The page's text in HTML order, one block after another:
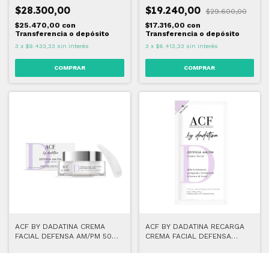
$28.300,00
$25.470,00 con
Transferencia o depósito
3 x $9.433,33 sin interés
$19.240,00
$29.600,00
$17.316,00 con
Transferencia o depósito
3 x $6.413,33 sin interés
ACF BY DADATINA CREMA
FACIAL DEFENSA AM/PM 50
ACF BY DADATINA RECARGA
CREMA FACIAL DEFENSA